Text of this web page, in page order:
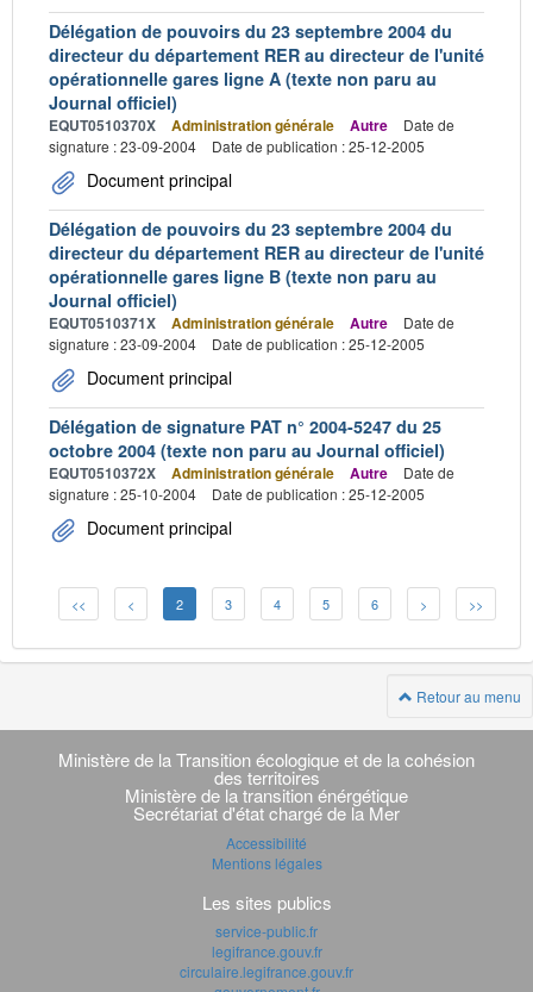
Délégation de pouvoirs du 23 septembre 2004 du
directeur du département RER au directeur de l'unité
opérationnelle gares ligne A (texte non paru au
Journal officiel)
EQUT0510370X Administration générale Autre
Date de
signature : 23-09-2004
Date de publication : 25-12-2005
Document principal
Délégation de pouvoirs du 23 septembre 2004 du
directeur du département RER au directeur de l'unité
opérationnelle gares ligne B (texte non paru au
Journal officiel)
EQUT0510371X Administration générale Autre
Date de
signature : 23-09-2004
Date de publication : 25-12-2005
Document principal
Délégation de signature PAT n° 2004-5247 du 25
octobre 2004 (texte non paru au Journal officiel)
EQUT0510372X Administration générale Autre
Date de
signature : 25-10-2004
Date de publication : 25-12-2005
Document principal
<< < 2 3 4 5 6 > >>
Retour au menu
Navigation
transverse
Ministère de la Transition écologique et de la cohésion
des territoires
Ministère de la transition énérgétique
Secrétariat d'état chargé de la Mer
Accessibilité
Mentions légales
Les sites publics
service-public.fr
legifrance.gouv.fr
circulaire.legifrance.gouv.fr